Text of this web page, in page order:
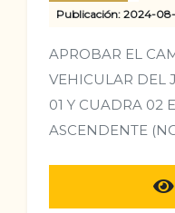
Publicación: 2024-08-
APROBAR EL
VEHICULAR DEL
01 Y CUADRA 02
ASCENDENTE